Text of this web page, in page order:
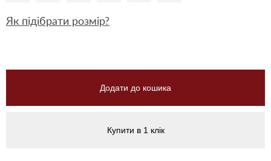
Як підібрати розмір?
Додати до кошика
Купити в 1 клік